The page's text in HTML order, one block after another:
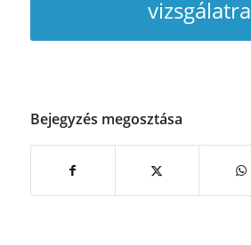
vizsgálatra
Bejegyzés megosztása